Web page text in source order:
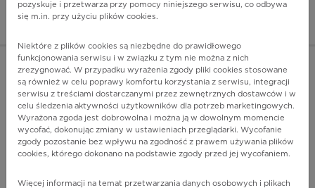
Pharmindex - lider
ZALOGUJ SIĘ
POKAŻ FILTRY
Pharmindex
pozyskuje i przetwarza przy pomocy niniejszego serwisu, co odbywa
się m.in. przy użyciu plików cookies.
Niektóre z plików cookies są niezbędne do prawidłowego
funkcjonowania serwisu i w związku z tym nie można z nich
zrezygnować. W przypadku wyrażenia zgody pliki cookies stosowane
są również w celu poprawy komfortu korzystania z serwisu, integracji
serwisu z treściami dostarczanymi przez zewnętrznych dostawców i w
celu śledzenia aktywności użytkowników dla potrzeb marketingowych.
Wyrażona zgoda jest dobrowolna i można ją w dowolnym momencie
wycofać, dokonując zmiany w ustawieniach przeglądarki. Wycofanie
zgody pozostanie bez wpływu na zgodność z prawem używania plików
cookies, którego dokonano na podstawie zgody przed jej wycofaniem.
Więcej informacji na temat przetwarzania danych osobowych i plikach